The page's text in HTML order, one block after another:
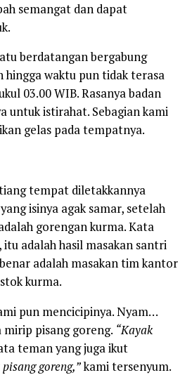
semangat dan dapat
berdatangan bergabung
hingga waktu pun tidak terasa
03.00 WIB. Rasanya badan
untuk istirahat. Sebagian kami
gelas pada tempatnya.
tempat diletakkannya
isinya agak samar, setelah
gorengan kurma. Kata
adalah hasil masakan santri
adalah masakan tim kantor
kurma.
pun mencicipinya. Nyam…
pisang goreng. “Kayak
teman yang juga ikut
goreng,”kami tersenyum.